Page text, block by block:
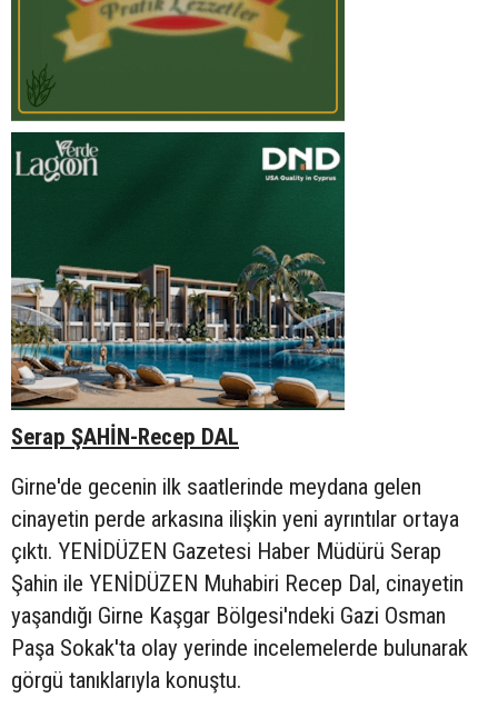
Serap ŞAHİN-Recep DAL
Girne'de gecenin ilk saatlerinde meydana gelen
cinayetin perde arkasına ilişkin yeni ayrıntılar ortaya
çıktı. YENİDÜZEN Gazetesi Haber Müdürü Serap
Şahin ile YENİDÜZEN Muhabiri Recep Dal, cinayetin
yaşandığı Girne Kaşgar Bölgesi'ndeki Gazi Osman
Paşa Sokak'ta olay yerinde incelemelerde bulunarak
görgü tanıklarıyla konuştu.